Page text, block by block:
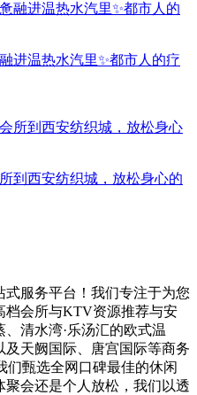
进温热水汽里✨都市人的疗
到西安纺织城，放松身心的
服务平台！我们专注于为您
档会所与KTV资源推荐与安
清水湾·乐汤汇的欧式温
天阙国际、唐宫国际等商务
甄选全网口碑最佳的休闲
会还是个人放松，我们以透